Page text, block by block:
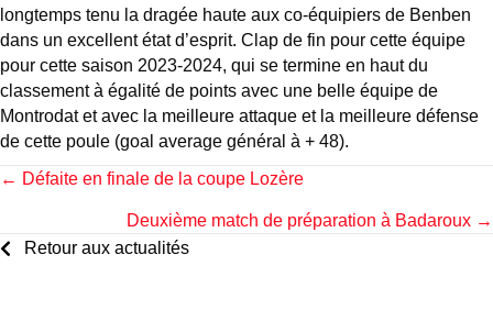
longtemps tenu la dragée haute aux co-équipiers de Benben
dans un excellent état d’esprit. Clap de fin pour cette équipe
pour cette saison 2023-2024, qui se termine en haut du
classement à égalité de points avec une belle équipe de
Montrodat et avec la meilleure attaque et la meilleure défense
de cette poule (goal average général à + 48).
Posts
navigation
← Défaite en finale de la coupe Lozère
Deuxième match de préparation à Badaroux →
Retour aux actualités